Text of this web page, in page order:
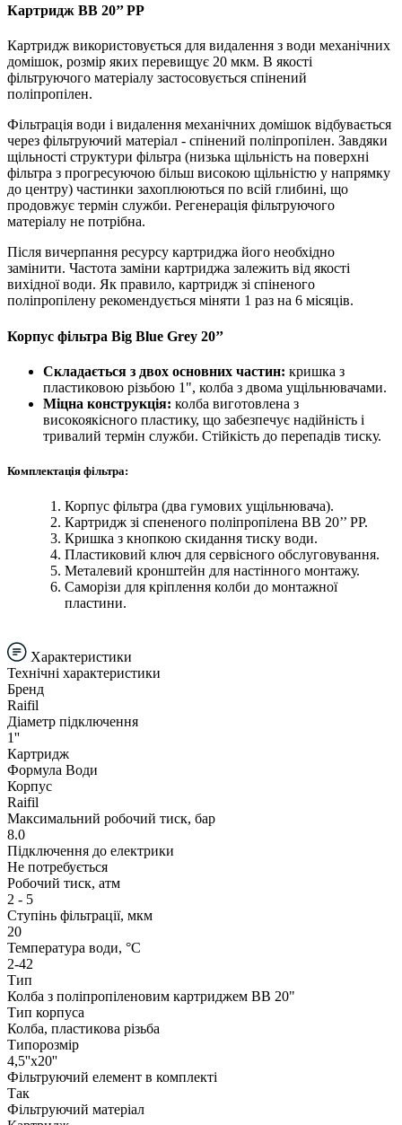
Картридж ВВ 20’’ РР
Картридж використовується для видалення з води механічних
домішок, розмір яких перевищує 20 мкм. В якості
фільтруючого матеріалу застосовується спінений
поліпропілен.
Фільтрація води і видалення механічних домішок відбувається
через фільтруючий матеріал - спінений поліпропілен. Завдяки
щільності структури фільтра (низька щільність на поверхні
фільтра з прогресуючою більш високою щільністю у напрямку
до центру) частинки захоплюються по всій глибині, що
продовжує термін служби. Регенерація фільтруючого
матеріалу не потрібна.
Після вичерпання ресурсу картриджа його необхідно
замінити. Частота заміни картриджа залежить від якості
вихідної води. Як правило, картридж зі спіненого
поліпропілену рекомендується міняти 1 раз на 6 місяців.
Корпус фільтра Big Blue Grey 20’’
Складається з двох основних частин: кришка з
пластиковою різьбою 1", колба з двома ущільнювачами.
Міцна конструкція: колба виготовлена з
високоякісного пластику, що забезпечує надійність і
тривалий термін служби. Стійкість до перепадів тиску.
Комплектація фільтра:
Корпус фільтра (два гумових ущільнювача).
Картридж зі спененого поліпропілена BB 20’’ PP.
Кришка з кнопкою скидання тиску води.
Пластиковий ключ для сервісного обслуговування.
Металевий кронштейн для настінного монтажу.
Саморізи для кріплення колби до монтажної
пластини.
Характеристики
Технічні характеристики
Бренд
Raifil
Діаметр підключення
1''
Картридж
Формула Води
Корпус
Raifil
Максимальний робочий тиск, бар
8.0
Підключення до електрики
Не потребується
Робочий тиск, атм
2 - 5
Ступінь фільтрації, мкм
20
Температура води, °С
2-42
Тип
Колба з поліпропіленовим картриджем ВВ 20"
Тип корпуса
Колба, пластикова різьба
Типорозмір
4,5''x20''
Фільтруючий елемент в комплекті
Так
Фільтруючий матеріал